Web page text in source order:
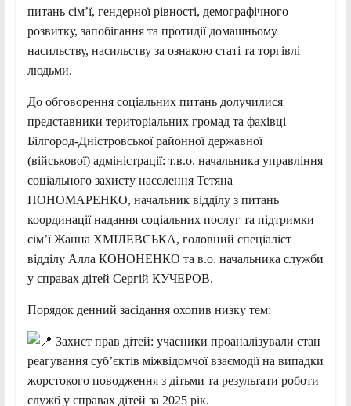
питань сім’ї, гендерної рівності, демографічного
розвитку, запобігання та протидії домашньому
насильству, насильству за ознакою статі та торгівлі
людьми.
До обговорення соціальних питань долучилися
представники територіальних громад та фахівці
Білгород-Дністровської районної державної
(військової) адміністрації: т.в.о. начальника управління
соціального захисту населення Тетяна
ПОНОМАРЕНКО, начальник відділу з питань
координації надання соціальних послуг та підтримки
сім’ї Жанна ХМІЛЕВСЬКА, головний спеціаліст
відділу Алла КОНОНЕНКО та в.о. начальника служби
у справах дітей Сергій КУЧЕРОВ.
Порядок денний засідання охопив низку тем:
Захист прав дітей: учасники проаналізували стан
реагування суб’єктів міжвідомчої взаємодії на випадки
жорстокого поводження з дітьми та результати роботи
служб у справах дітей за 2025 рік.